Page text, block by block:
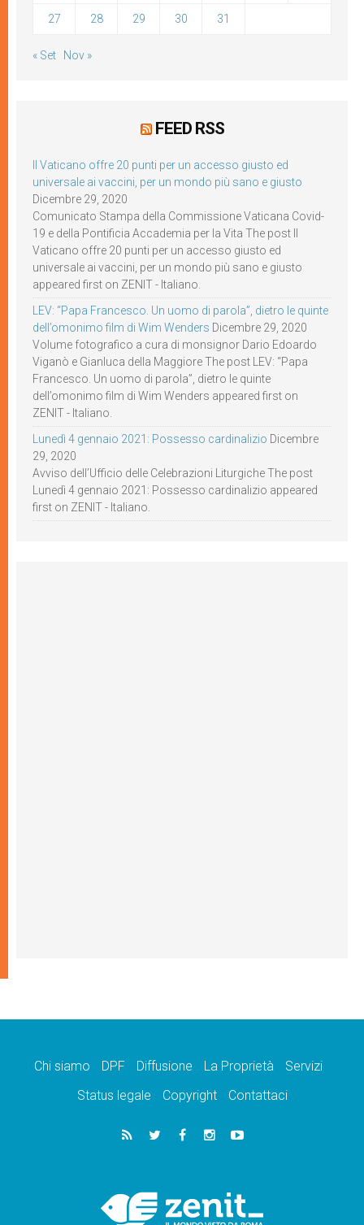
27 28 29 30 31
« Set Nov »
FEED RSS
Il Vaticano offre 20 punti per un accesso giusto ed
universale ai vaccini, per un mondo più sano e giusto
Dicembre 29, 2020
Comunicato Stampa della Commissione Vaticana Covid-
19 e della Pontificia Accademia per la Vita The post Il
Vaticano offre 20 punti per un accesso giusto ed
universale ai vaccini, per un mondo più sano e giusto
appeared first on ZENIT - Italiano.
LEV: “Papa Francesco. Un uomo di parola”, dietro le quinte
dell’omonimo film di Wim Wenders Dicembre 29, 2020
Volume fotografico a cura di monsignor Dario Edoardo
Viganò e Gianluca della Maggiore The post LEV: “Papa
Francesco. Un uomo di parola”, dietro le quinte
dell’omonimo film di Wim Wenders appeared first on
ZENIT - Italiano.
Lunedì 4 gennaio 2021: Possesso cardinalizio Dicembre
29, 2020
Avviso dell’Ufficio delle Celebrazioni Liturgiche The post
Lunedì 4 gennaio 2021: Possesso cardinalizio appeared
first on ZENIT - Italiano.
Chi siamo DPF Diffusione La Proprietà
Servizi
Status legale
Copyright Contattaci